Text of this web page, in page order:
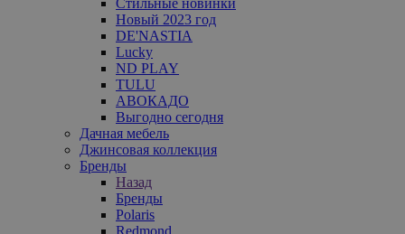
Новый 2023 год
DE'NASTIA
Lucky
ND PLAY
TULU
АВОКАДО
Выгодно сегодня
Дачная мебель
Джинсовая коллекция
Бренды
Назад
Бренды
Polaris
Redmond